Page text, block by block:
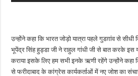
उन्होंने कहा कि भारत जोड़ो यात्रा पहले गुडग़ांव से
भूपेंद्र सिंह हुड्डा जी ने राहुल गांधी जी से बात करके इस
कराया इसके लिए हम सभी इनके ऋणी रहेंगे उन्होंने कहा
से फरीदाबाद के कांग्रेस कार्यकर्ताओं में नए जोश का